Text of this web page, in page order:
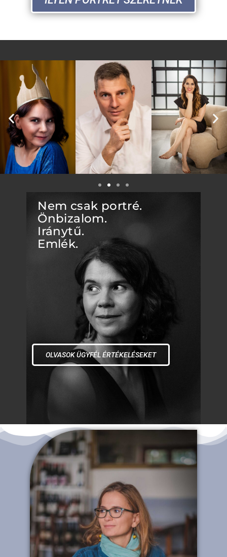
Nem csak portré.
Önbizalom.
Iránytű.
Emlék.
OLVASOK ÜGYFÉL ÉRTÉKELÉSEKET